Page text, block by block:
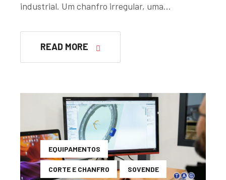
industrial. Um chanfro irregular, uma…
READ MORE
EQUIPAMENTOS
CORTE E CHANFRO SOVENDE